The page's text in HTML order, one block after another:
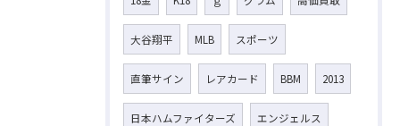
大谷翔平 MLB スポーツ
直筆サイン レアカード BBM 2013
日本ハムファイターズ エンジェルス